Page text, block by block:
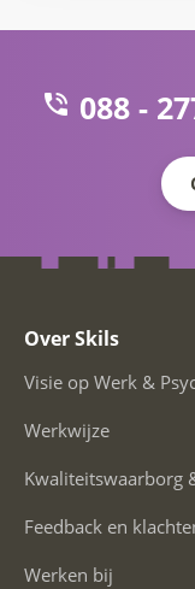
088 -
Over Skils
Visie op Werk &
Werkwijze
Kwaliteitswaarborg
Feedback en
Werken bij